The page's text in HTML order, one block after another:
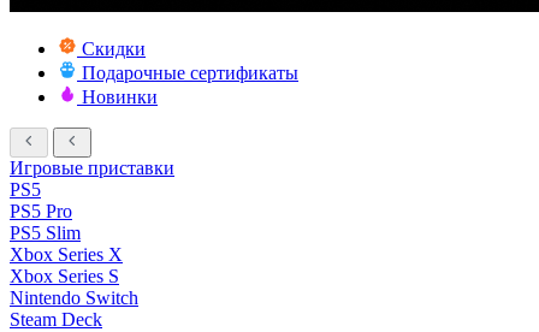
Скидки
Подарочные сертификаты
Новинки
Игровые приставки
PS5
PS5 Pro
PS5 Slim
Xbox Series X
Xbox Series S
Nintendo Switch
Steam Deck